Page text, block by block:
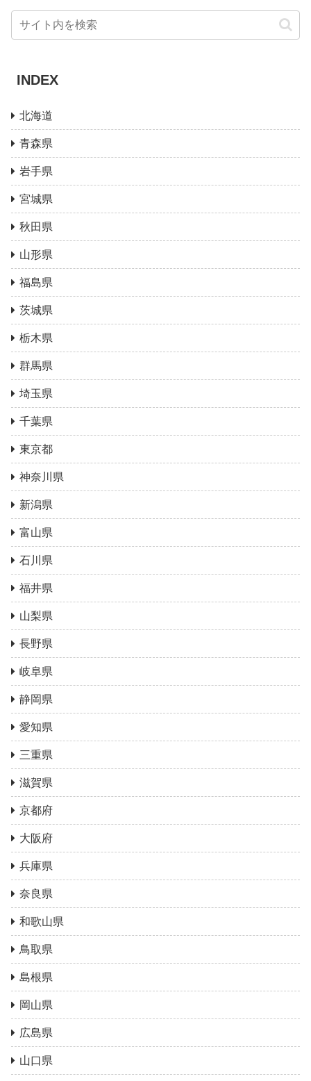
INDEX
北海道
青森県
岩手県
宮城県
秋田県
山形県
福島県
茨城県
栃木県
群馬県
埼玉県
千葉県
東京都
神奈川県
新潟県
富山県
石川県
福井県
山梨県
長野県
岐阜県
静岡県
愛知県
三重県
滋賀県
京都府
大阪府
兵庫県
奈良県
和歌山県
鳥取県
島根県
岡山県
広島県
山口県